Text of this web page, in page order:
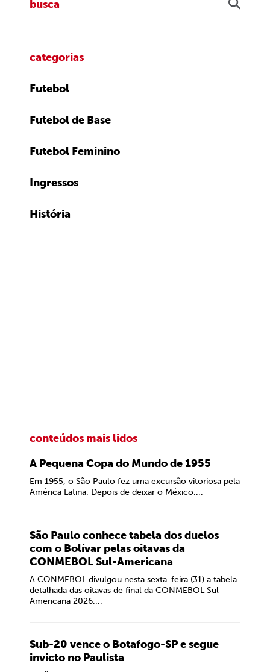
categorias
Futebol
Futebol de Base
Futebol Feminino
Ingressos
História
conteúdos mais lidos
A Pequena Copa do Mundo de 1955
Em 1955, o São Paulo fez uma excursão vitoriosa pela
América Latina. Depois de deixar o México,...
São Paulo conhece tabela dos duelos
com o Bolívar pelas oitavas da
CONMEBOL Sul-Americana
A CONMEBOL divulgou nesta sexta-feira (31) a tabela
detalhada das oitavas de final da CONMEBOL Sul-
Americana 2026....
Sub-20 vence o Botafogo-SP e segue
invicto no Paulista